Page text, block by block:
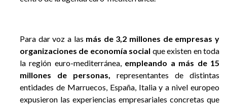
Para dar voz a las más de 3,2 millones de empresas y
organizaciones de economía social que existen en toda
la región euro-mediterránea, empleando a más de 15
millones de personas, representantes de distintas
entidades de Marruecos, España, Italia y a nivel europeo
expusieron las experiencias empresariales concretas que